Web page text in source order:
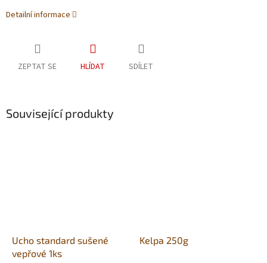
Detailní informace
ZEPTAT SE HLÍDAT SDÍLET
Související produkty
Ucho standard sušené
vepřové 1ks
Kelpa 250g